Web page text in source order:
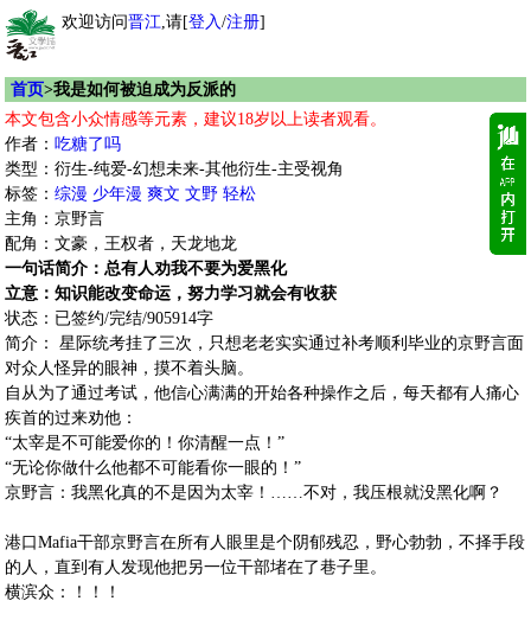
欢迎访问晋江,请[登入/注册]
首页>我是如何被迫成为反派的
本文包含小众情感等元素，建议18岁以上读者观看。
作者： 吃糖了吗
类型：衍生-纯爱-幻想未来-其他衍生-主受视角
标签： 综漫 少年漫 爽文 文野 轻松
主角：京野言
配角：文豪，王权者，天龙地龙
一句话简介：总有人劝我不要为爱黑化
立意：知识能改变命运，努力学习就会有收获
状态：已签约/完结/905914字
简介： 星际统考挂了三次，只想老老实实通过补考顺利毕业的京野言面
对众人怪异的眼神，摸不着头脑。
自从为了通过考试，他信心满满的开始各种操作之后，每天都有人痛心
疾首的过来劝他：
“太宰是不可能爱你的！你清醒一点！”
“无论你做什么他都不可能看你一眼的！”
京野言：我黑化真的不是因为太宰！……不对，我压根就没黑化啊？
港口Mafia干部京野言在所有人眼里是个阴郁残忍，野心勃勃，不择手段
的人，直到有人发现他把另一位干部堵在了巷子里。
横滨众：！！！